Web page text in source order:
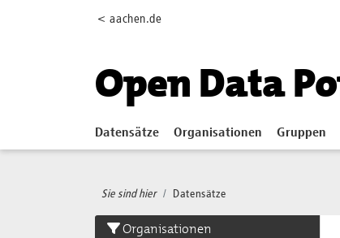
< aachen.de
Open Data
Datensätze Organisationen Gruppen
Sie sind hier Datensätze
Organisationen